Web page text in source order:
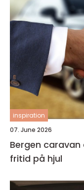
inspiration
07. June 2026
Bergen caravan alt du trenger for fleksibel
fritid på hjul